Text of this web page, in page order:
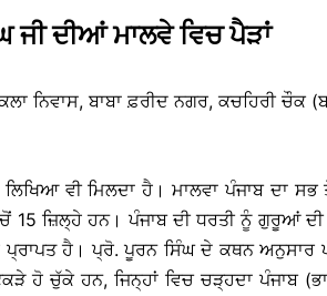
ਜੀ ਦੀਆਂ ਮਾਲਵੇ ਵਿਚ ਪੈੜਾਂ
ਨਿਵਾਸ, ਬਾਬਾ ਫ਼ਰੀਦ ਨਗਰ, ਕਚਹਿਰੀ ਚੌਕ
ਵੀ ਮਿਲਦਾ ਹੈ। ਮਾਲਵਾ ਪੰਜਾਬ ਦਾ ਸਭ
ਜ਼ਿਲ੍ਹੇ ਹਨ। ਪੰਜਾਬ ਦੀ ਧਰਤੀ ਨੂੰ ਗੁਰੂਆਂ ਦੀ
ਹੈ। ਪ੍ਰੋ. ਪੂਰਨ ਸਿੰਘ ਦੇ ਕਥਨ ਅਨੁਸਾਰ
ਹੋ ਚੁੱਕੇ ਹਨ, ਜਿਨ੍ਹਾਂ ਵਿਚ ਚੜ੍ਹਦਾ ਪੰਜਾਬ